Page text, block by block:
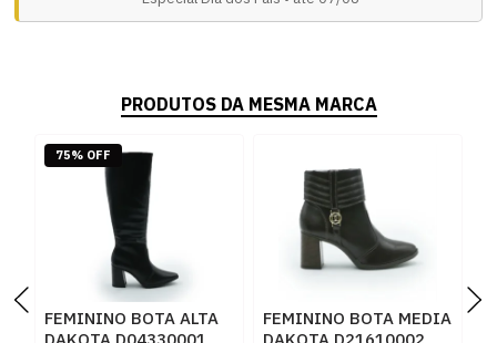
PRODUTOS DA MESMA MARCA
FEMININO BOTA ALTA
75% OFF
FEMININO BOTA MEDIA